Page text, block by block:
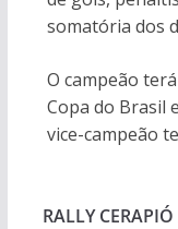
somatória dos
O campeão
Copa do Brasil
vice-campeão
RALLY